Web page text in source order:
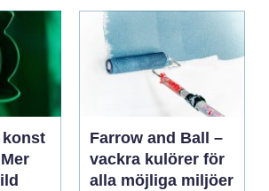
konst
Farrow and Ball –
vackra kulörer för
alla möjliga miljöer